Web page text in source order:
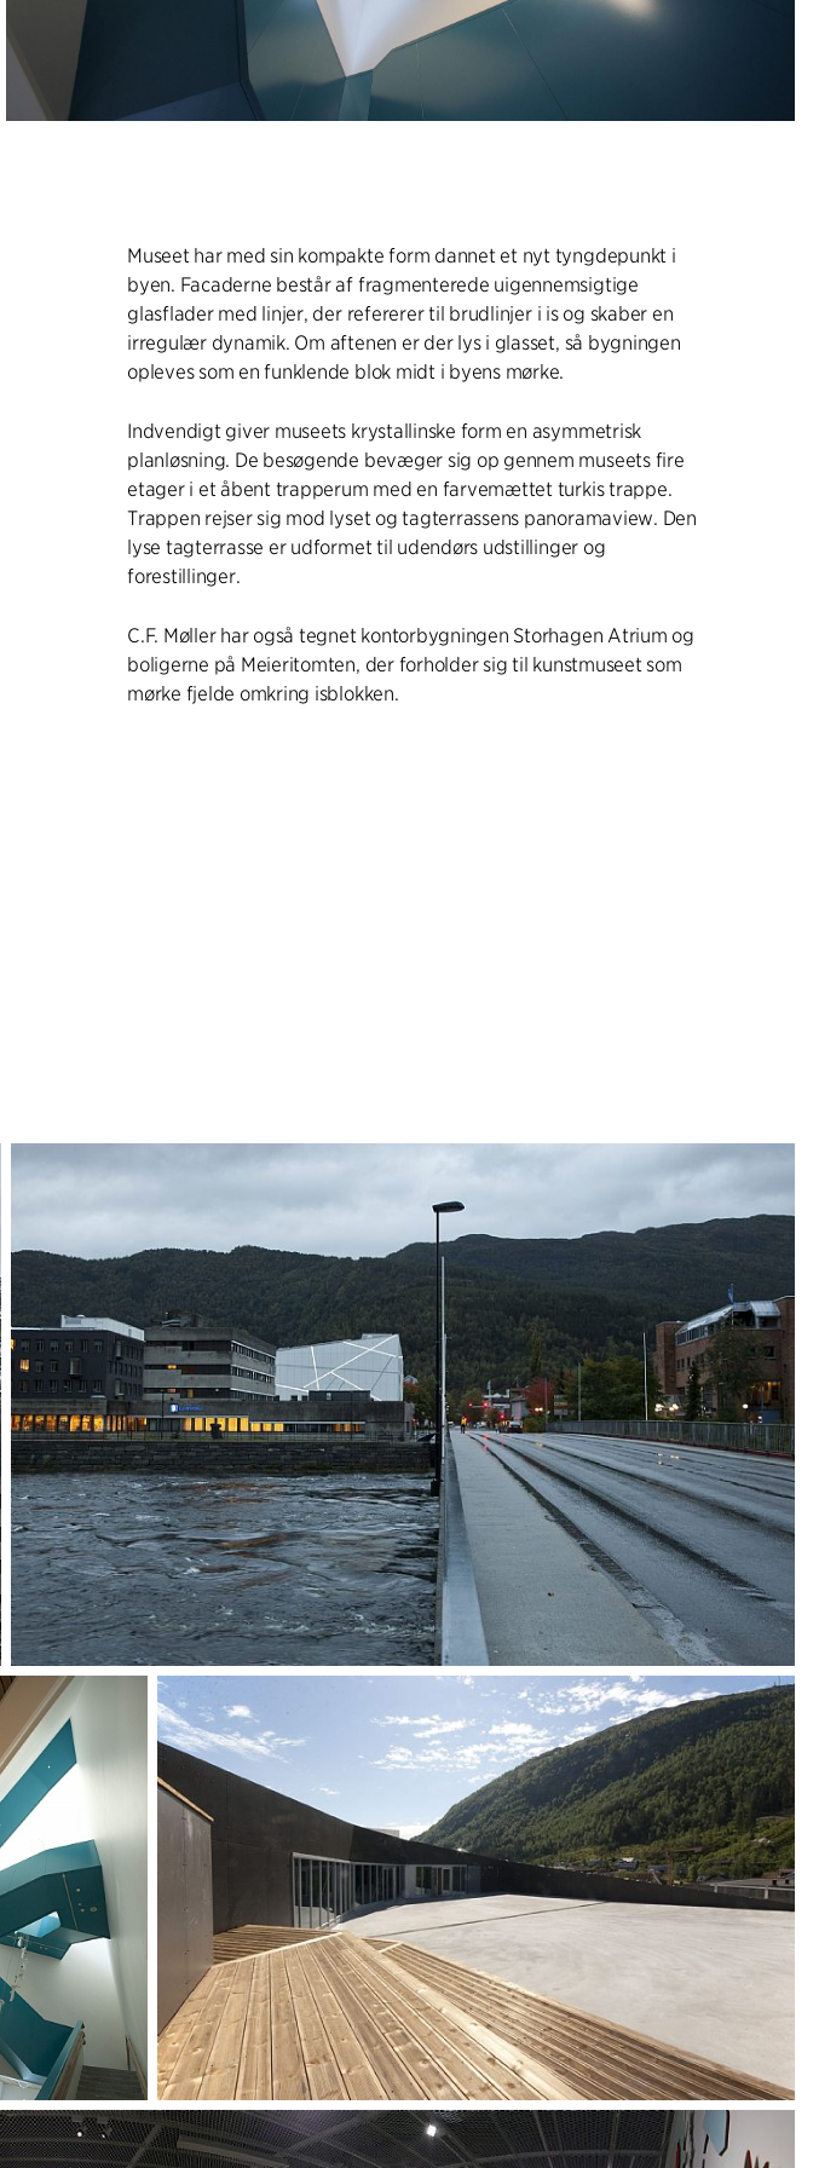
Museet har med sin kompakte form dannet et nyt tyngdepunkt i
byen. Facaderne består af fragmenterede uigennemsigtige
glasflader med linjer, der refererer til brudlinjer i is og skaber en
irregulær dynamik. Om aftenen er der lys i glasset, så bygningen
opleves som en funklende blok midt i byens mørke.
Indvendigt giver museets krystallinske form en asymmetrisk
planløsning. De besøgende bevæger sig op gennem museets fire
etager i et åbent trapperum med en farvemættet turkis trappe.
Trappen rejser sig mod lyset og tagterrassens panoramaview. Den
lyse tagterrasse er udformet til udendørs udstillinger og
forestillinger.
C.F. Møller har også tegnet kontorbygningen Storhagen Atrium og
boligerne på Meieritomten, der forholder sig til kunstmuseet som
mørke fjelde omkring isblokken.